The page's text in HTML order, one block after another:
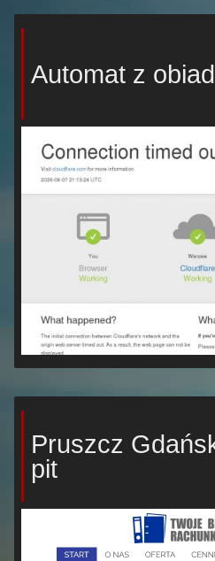
Automat z
Pruszcz
pit